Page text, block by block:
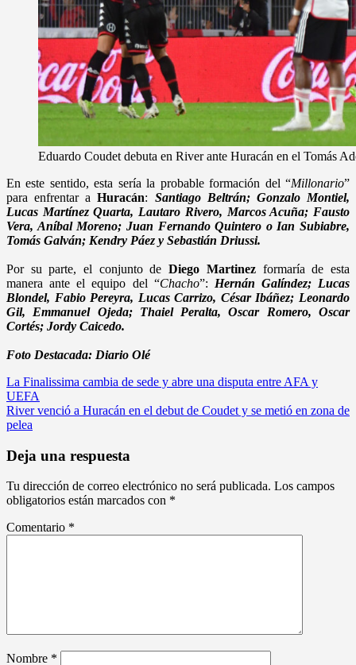
Eduardo Coudet debuta en River ante Huracán en el Tomás
En este sentido, esta sería la probable formación del “Millonario”
para enfrentar aHuracán: Santiago Beltrán; Gonzalo Montiel,
Lucas Martínez Quarta, Lautaro Rivero, Marcos Acuña; Fausto
Vera, Aníbal Moreno; Juan Fernando Quintero o Ian Subiabre,
Tomás Galván; Kendry Páez y Sebastián Driussi.
Por su parte, el conjunto deDiego Martinezformaría de esta
manera ante el equipo del “Chacho”: Hernán Galíndez; Lucas
Blondel, Fabio Pereyra, Lucas Carrizo, César Ibáñez; Leonardo
Gil, Emmanuel Ojeda; Thaiel Peralta, Oscar Romero, Oscar
Cortés; Jordy Caicedo.
Foto Destacada: Diario Olé
Navegación
de
entradas
La Finalissima cambia de sede y abre una disputa entre AFA y
UEFA
River venció a Huracán en el debut de Coudet y se metió en zona de
pelea
Deja una respuesta
Tu dirección de correo electrónico no será publicada. Los campos
obligatorios están marcados con *
Comentario *
Nombre *